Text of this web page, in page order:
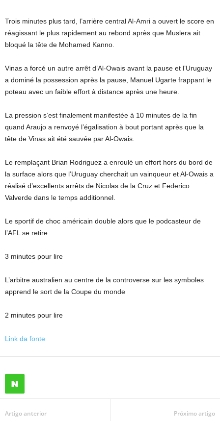
Trois minutes plus tard, l’arrière central Al-Amri a ouvert le score en
réagissant le plus rapidement au rebond après que Muslera ait
bloqué la tête de Mohamed Kanno.
Vinas a forcé un autre arrêt d’Al-Owais avant la pause et l’Uruguay
a dominé la possession après la pause, Manuel Ugarte frappant le
poteau avec un faible effort à distance après une heure.
La pression s’est finalement manifestée à 10 minutes de la fin
quand Araujo a renvoyé l’égalisation à bout portant après que la
tête de Vinas ait été sauvée par Al-Owais.
Le remplaçant Brian Rodriguez a enroulé un effort hors du bord de
la surface alors que l’Uruguay cherchait un vainqueur et Al-Owais a
réalisé d’excellents arrêts de Nicolas de la Cruz et Federico
Valverde dans le temps additionnel.
Le sportif de choc américain double alors que le podcasteur de
l’AFL se retire
3 minutes pour lire
L’arbitre australien au centre de la controverse sur les symboles
apprend le sort de la Coupe du monde
2 minutes pour lire
Link da fonte
Artigo anterior Próximo artigo